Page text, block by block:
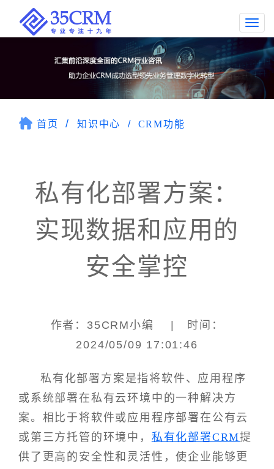
首页 知识中心 CRM功能
私有化部署方案：
实现数据和应用的
安全掌控
作者：35CRM小编 | 时间：
2024/05/09 17:01:46
私有化部署方案是指将软件、应用程序
或系统部署在私有云环境中的一种解决方
案。相比于将软件或应用程序部署在公有云
或第三方托管的环境中， 私有化部署CRM提
供了更高的安全性和灵活性，使企业能够更